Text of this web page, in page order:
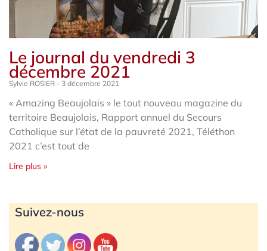
Le journal du vendredi 3
décembre 2021
Sylvie ROSIER 3 décembre 2021
« Amazing Beaujolais » le tout nouveau magazine du
territoire Beaujolais, Rapport annuel du Secours
Catholique sur l’état de la pauvreté 2021, Téléthon
2021 c’est tout de
Lire plus »
Suivez-nous
Archives